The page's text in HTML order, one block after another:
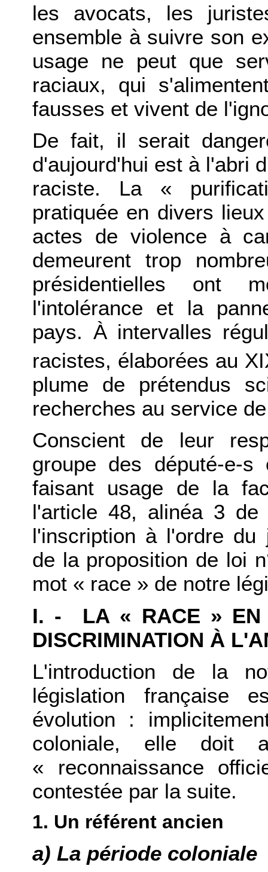
les avocats, les
ensemble à suivre son
usage ne peut que
raciaux, qui
fausses et vivent de
De fait, il serait
d'aujourd'hui est à l'abri
raciste. La «
pratiquée en divers
actes de violence à
demeurent trop
présidentielles ont
l'intolérance et la
pays. À intervalles
racistes, élaborées au
plume de prétendus
recherches au service
Conscient de leur
groupe des député-e-s
faisant usage de la
l'article 48, alinéa 3 de
l'inscription à l'ordre du
de la proposition de loi
mot « race » de notre
I. - LA « RACE » EN
DISCRIMINATION À
L'introduction de la
législation française
évolution :
coloniale, elle doit
« reconnaissance
contestée par la suite.
1. Un référent ancien
a) La période coloniale